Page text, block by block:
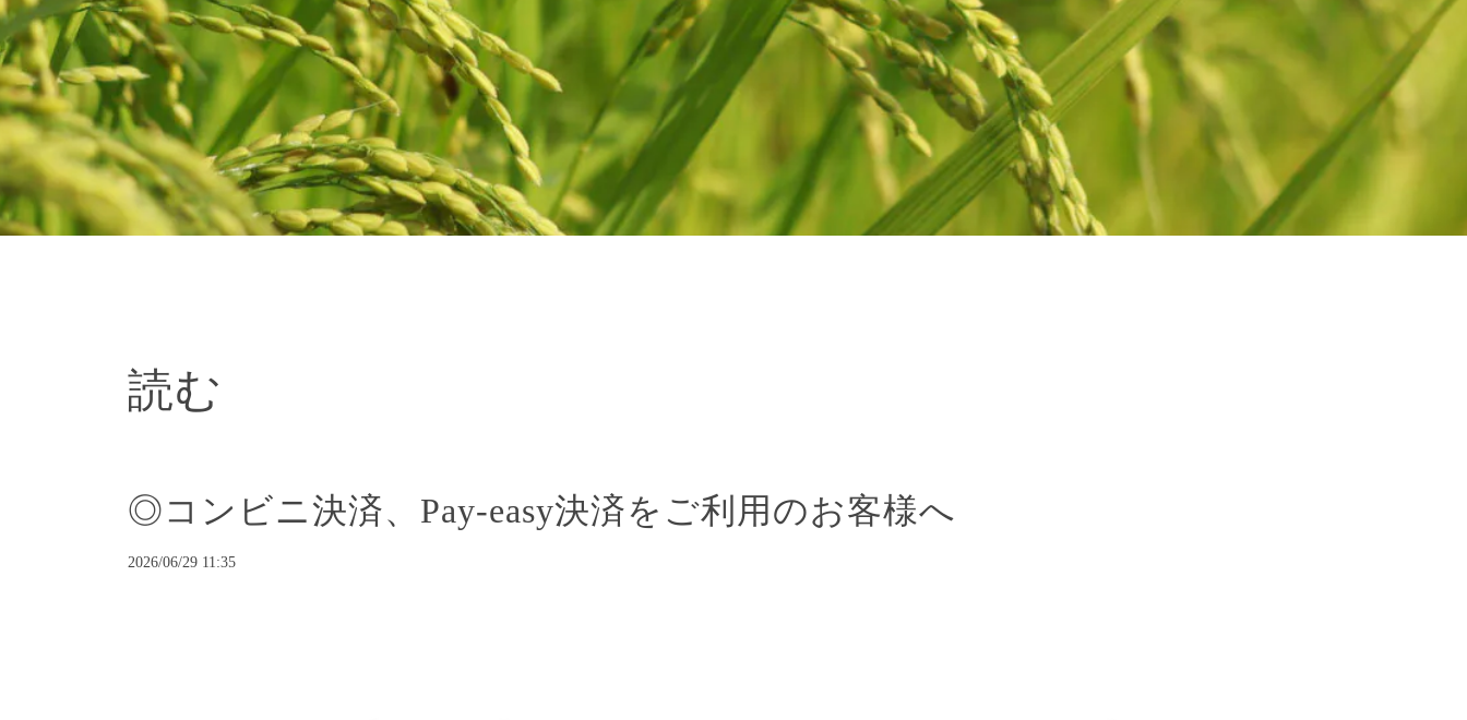
読む
◎コンビニ決済、Pay-easy決済をご利用のお客様へ
2026/06/29 11:35